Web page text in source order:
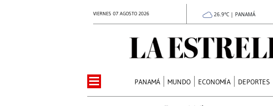
VIERNES 07 AGOSTO 2026 26.9°C | PANAMÁ
PANAMÁ MUNDO ECONOMÍA DEPORTES